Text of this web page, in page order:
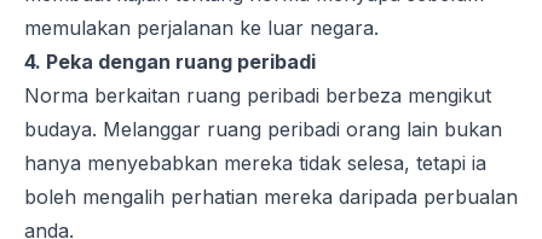
memulakan perjalanan ke luar negara.
4. Peka dengan ruang peribadi
Norma berkaitan ruang peribadi berbeza mengikut
budaya. Melanggar ruang peribadi orang lain bukan
hanya menyebabkan mereka tidak selesa, tetapi ia
boleh mengalih perhatian mereka daripada perbualan
anda.